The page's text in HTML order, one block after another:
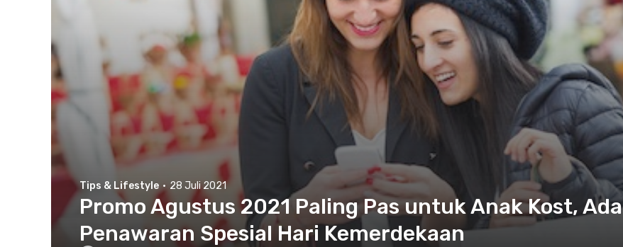
Tips & Lifestyle · 28 Juli 2021
Promo Agustus 2021 Paling Pas untuk Anak Kost, Ada
Penawaran Spesial Hari Kemerdekaan